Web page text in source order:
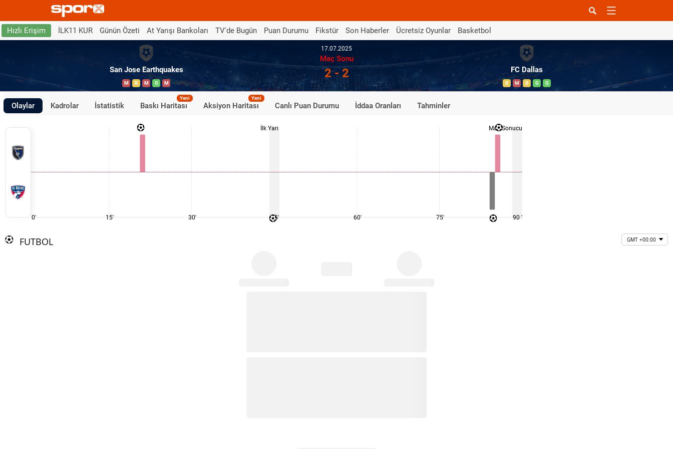
Hızlı Erişim İLK11 KUR Günün Özeti At Yarışı Bankoları TV'de Bugün Puan Durumu Fikstür Son Haberler Ücretsiz Oyunlar Basketbol
San Jose Earthquakes
M B M G M
17.07.2025
Maç Sonu
2 - 2 FC Dallas
B M B G G
Olaylar Kadrolar İstatistik Baskı Haritası
Yeni
Aksiyon Haritası
Yeni
Canlı Puan Durumu İddaa Oranları Tahminler
0' 15' 30'
İlk Yarı
45' 60' 75'
Maç Sonucu
90 '
FUTBOL GMT +00:00